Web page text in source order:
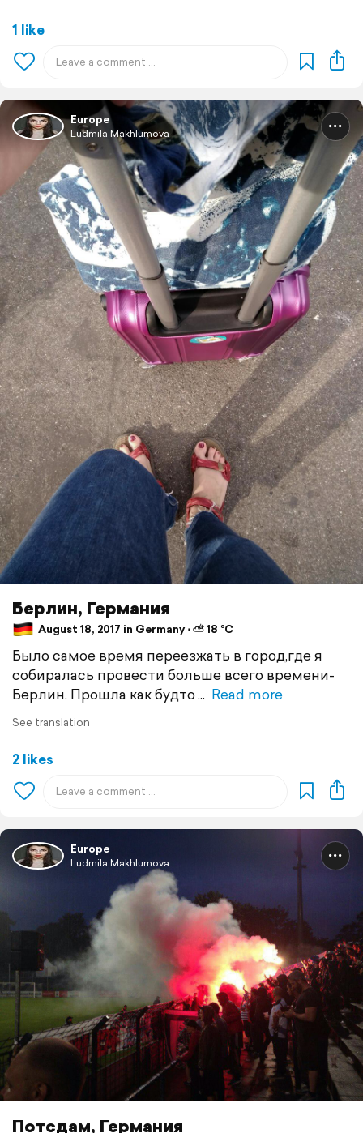
1 like
Europe
Ludmila Makhlumova
Берлин, Германия
August 18, 2017 in Germany ⋅ ⛅ 18 °C
Было самое время переезжать в город,где я
собиралась провести больше всего времени-
Берлин. Прошла как будто
Read more
See translation
2 likes
Europe
Ludmila Makhlumova
Потсдам, Германия